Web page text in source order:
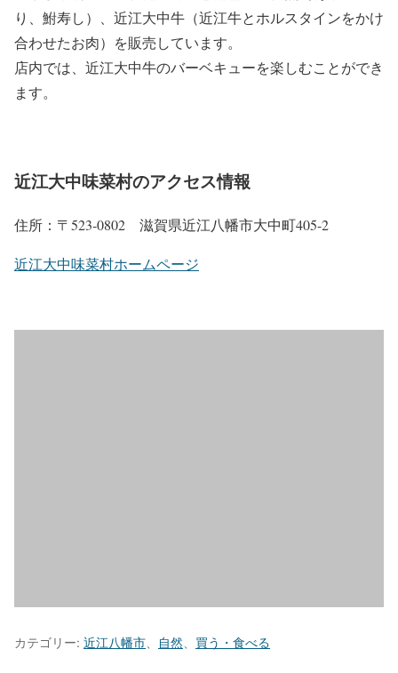
り、鮒寿し）、近江大中牛（近江牛とホルスタインをかけ
合わせたお肉）を販売しています。
店内では、近江大中牛のバーベキューを楽しむことができ
ます。
近江大中味菜村のアクセス情報
住所：〒523-0802 滋賀県近江八幡市大中町405-2
近江大中味菜村ホームページ
カテゴリー: 近江八幡市 自然 買う・食べる